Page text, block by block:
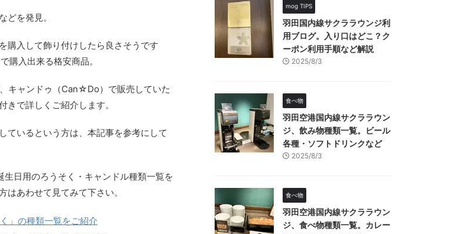
どを発見。
購入して飾り付けしたら良さそうです
購入出来る格安商品。
キャンドゥ（Can☆Do）で販売していた
で詳しくご紹介します。
ているという方は、本記事を参考にして
日用のろうそく・キャンドル種類一覧を
あわせて見てみて下さい。
」の種類一覧をご紹介
mog TIPS
羽田国内線サクララウンジ利
用ブログ。入り口はどこ？ク
ーポン利用手順など解説
2025/8/3
食べ物
羽田空港国内線サクララウン
ジ、飲み物種類一覧。ビール
各種・ソフトドリンクなど
2025/8/3
食べ物
羽田空港国内線サクララウン
ジ、食べ物種類一覧。カレー